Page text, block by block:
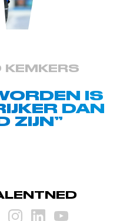
KEMKERS
IS
DAN
ZIJN”